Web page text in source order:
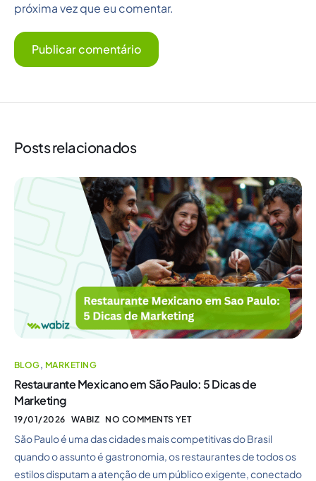
próxima vez que eu comentar.
Posts relacionados
BLOG, MARKETING
Restaurante Mexicano em São Paulo: 5 Dicas de
Marketing
19/01/2026 WABIZ NO COMMENTS YET
São Paulo é uma das cidades mais competitivas do Brasil
quando o assunto é gastronomia, os restaurantes de todos os
estilos disputam a atenção de um público exigente, conectado